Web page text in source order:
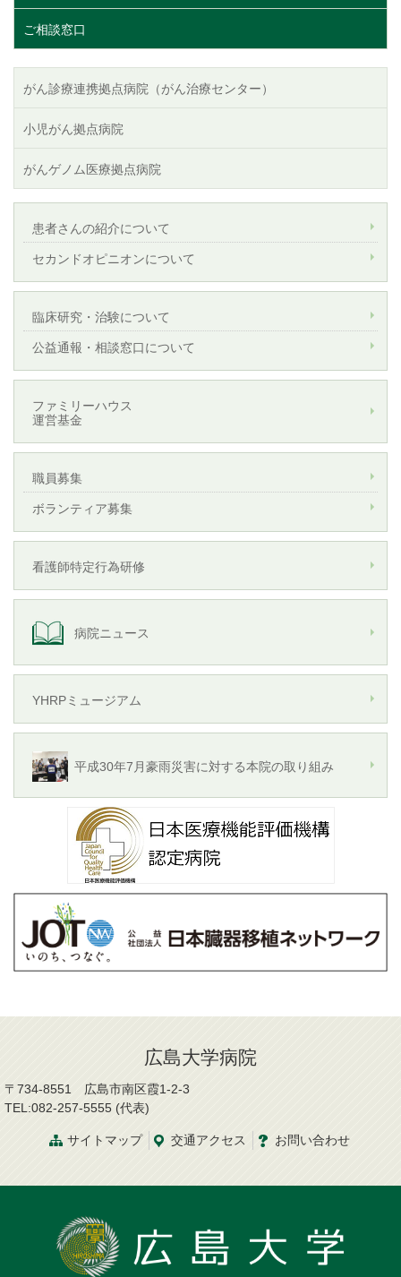
ご相談窓口
がん診療連携拠点病院（がん治療センター）
小児がん拠点病院
がんゲノム医療拠点病院
患者さんの紹介について
セカンドオピニオンについて
臨床研究・治験について
公益通報・相談窓口について
ファミリーハウス
運営基金
職員募集
ボランティア募集
看護師特定行為研修
病院ニュース
YHRPミュージアム
平成30年7月豪雨災害に対する本院の取り組み
広島大学病院
〒734-8551 広島市南区霞1-2-3
TEL:082-257-5555 (代表)
サイトマップ 交通アクセス お問い合わせ